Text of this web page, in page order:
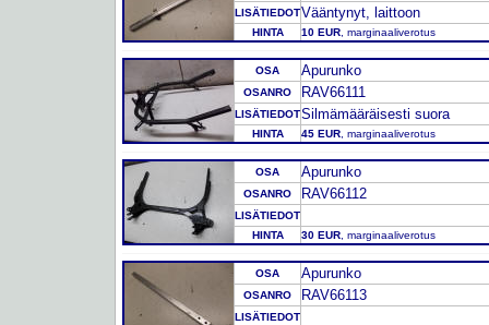
LISÄTIEDOTVääntynyt, laittoon
HINTA 10 EUR , marginaaliverotus
OSA Apurunko
OSANRO RAV66111
LISÄTIEDOTSilmämääräisesti suora
HINTA 45 EUR , marginaaliverotus
OSA Apurunko
OSANRO RAV66112
LISÄTIEDOT
HINTA
30 EUR , marginaaliverotus
OSA Apurunko
OSANRO RAV66113
LISÄTIEDOT